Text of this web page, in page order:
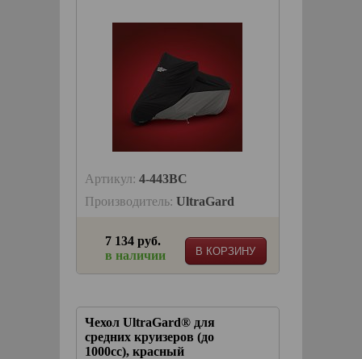
Артикул: 4-443BC
Производитель: UltraGard
В КОРЗИНУ
7 134 руб.
в наличии
Чехол UltraGard® для
средних круизеров (до
1000сс), красный